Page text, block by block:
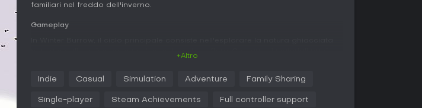
familiari nel freddo dell'inverno.
Gameplay
protagonista, riporti in vita la tua casa d'infanzia riparandola e decorandola,
aggiungono tensione, richiedendo mosse caute per schivare i pericoli, mentre i
+Altro
Indie Casual Simulation Adventure Family Sharing
Single-player Steam Achievements Full controller support